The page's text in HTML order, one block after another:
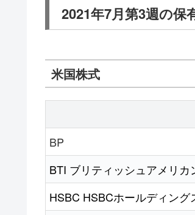
2021年7月第3週の保
米国株式
BP
BTI ブリティッシュアメリカ
HSBC HSBCホールディング